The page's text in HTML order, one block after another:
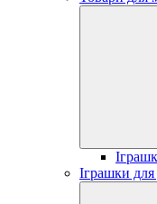
Іграшки для